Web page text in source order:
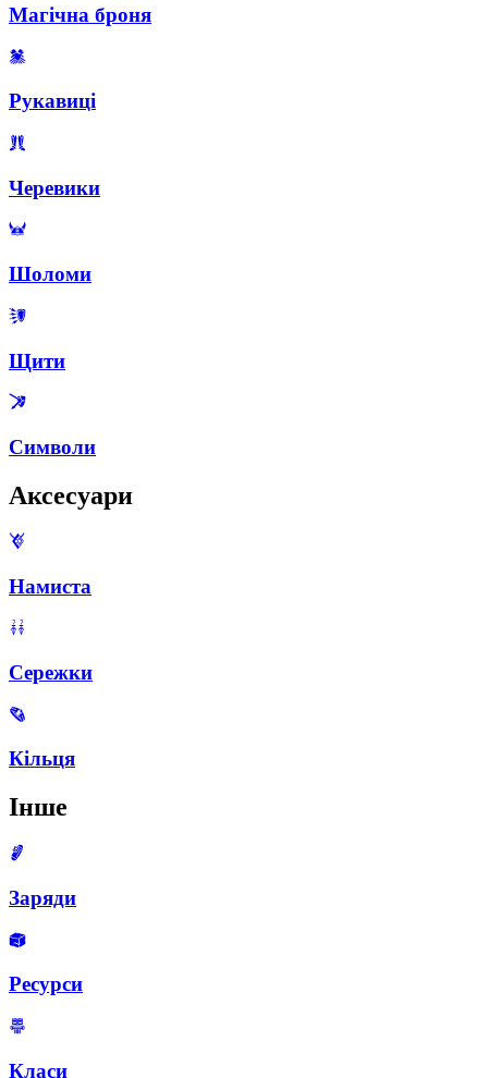
Магічна броня
Рукавиці
Черевики
Шоломи
Щити
Символи
Аксесуари
Намиста
Сережки
Кільця
Інше
Заряди
Ресурси
Класи